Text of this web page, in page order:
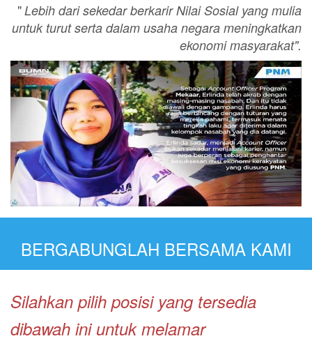
"Lebih dari sekedar berkarir Nilai Sosial yang mulia
untuk turut serta dalam usaha negara meningkatkan
ekonomi masyarakat".
BERGABUNGLAH BERSAMA KAMI
Silahkan pilih posisi yang tersedia
dibawah ini untuk melamar